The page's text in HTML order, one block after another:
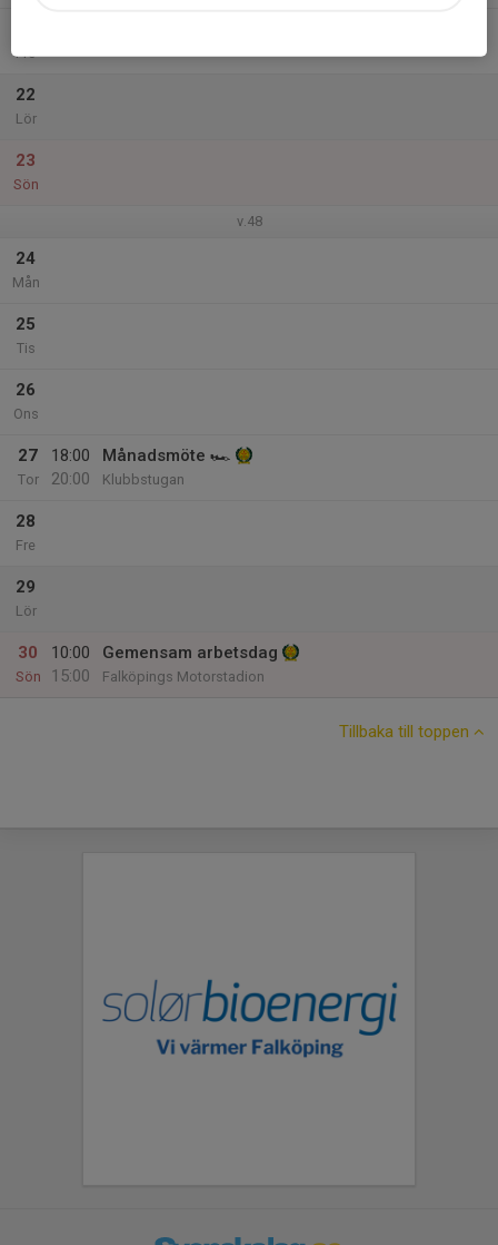
Fre
22
Lör
23
Sön
v.48
24
Mån
25
Tis
26
Ons
27
Tor
18:00
20:00
Månadsmöte 🏎
Klubbstugan
28
Fre
29
Lör
30
Sön
10:00
15:00
Gemensam arbetsdag
Falköpings Motorstadion
Tillbaka till toppen